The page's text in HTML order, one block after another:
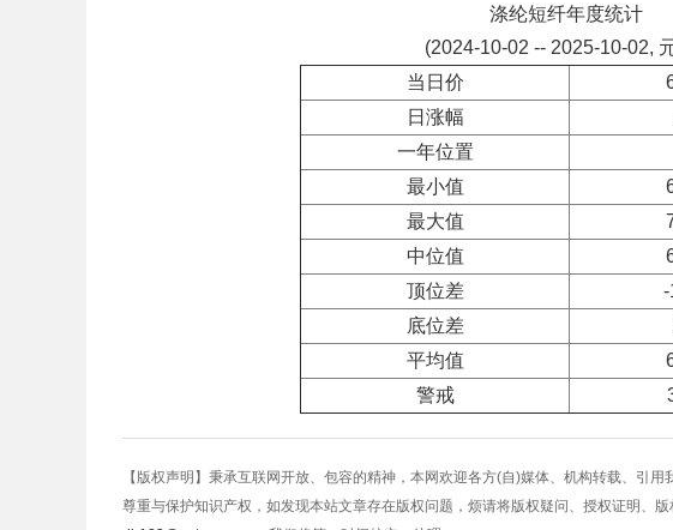
涤纶短纤年度统计
(2024-10-02 -- 2025-10-02,
当日价
日涨幅
一年位置
最小值
最大值
中位值
顶位差
-
底位差
平均值
警戒
【版权声明】秉承互联网开放、包容的精神，本网欢迎各方(自)媒体、机构转载、引
尊重与保护知识产权，如发现本站文章存在版权问题，烦请将版权疑问、授权证明、